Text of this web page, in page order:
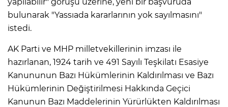
bulunarak "Yassıada kararlarının yok sayılmasını"
istedi.
AK Parti ve MHP milletvekillerinin imzası ile
hazırlanan, 1924 tarih ve 491 Sayılı Teşkilatı Esasiye
Kanununun Bazı Hükümlerinin Kaldırılması ve Bazı
Hükümlerinin Değiştirilmesi Hakkında Geçici
Kanunun Bazı Maddelerinin Yürürlükten Kaldırılması